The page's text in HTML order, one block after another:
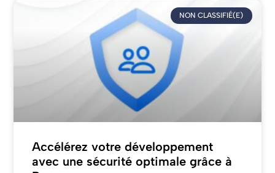
NON CLASSIFIÉ(E)
Accélérez votre développement
avec une sécurité optimale grâce à